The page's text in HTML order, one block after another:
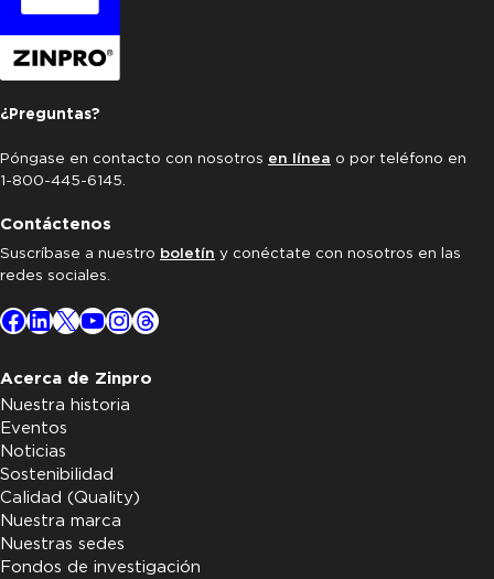
¿Preguntas?
Póngase en contacto con nosotros en línea o por teléfono en
1-800-445-6145.
Contáctenos
Suscríbase a nuestro boletín y conéctate con nosotros en las
redes sociales.
Facebook
LinkedIn
X YouTube
Instagram
Threads
Acerca de Zinpro
Nuestra historia
Eventos
Noticias
Sostenibilidad
Calidad (Quality)
Nuestra marca
Nuestras sedes
Fondos de investigación